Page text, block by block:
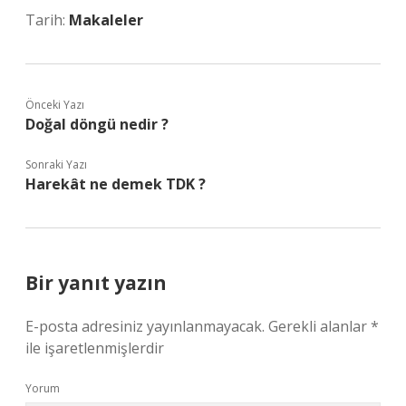
Tarih: Makaleler
Önceki Yazı
Doğal döngü nedir ?
Sonraki Yazı
Harekât ne demek TDK ?
Bir yanıt yazın
E-posta adresiniz yayınlanmayacak. Gerekli alanlar*
ile işaretlenmişlerdir
Yorum